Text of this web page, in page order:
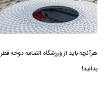
هرآنچه باید از ورزشگاه الثمامه دوحه قطر
بدانید!